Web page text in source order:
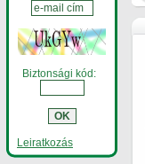
Biztonsági kód:
Leiratkozás